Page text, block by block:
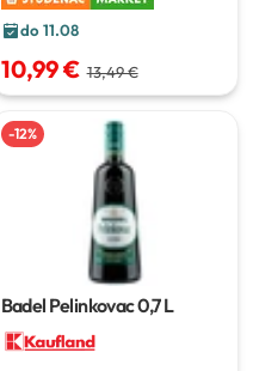
do 11.08
10,99 € 13,49 €
-12%
Badel Pelinkovac0,7 L